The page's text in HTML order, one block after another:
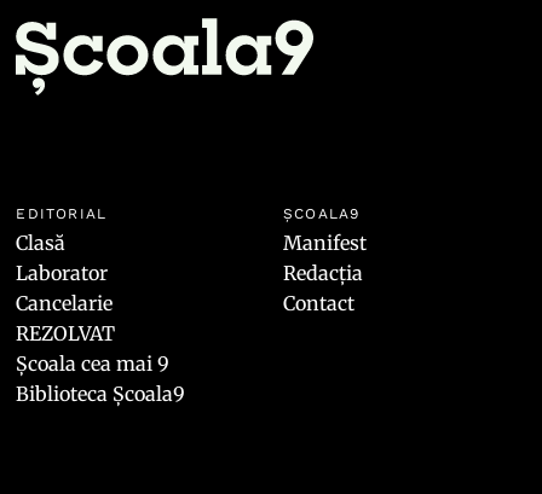
EDITORIAL
Clasă
Laborator
Cancelarie
REZOLVAT
Școala cea mai 9
Biblioteca Școala9
ȘCOALA9
Manifest
Redacția
Contact